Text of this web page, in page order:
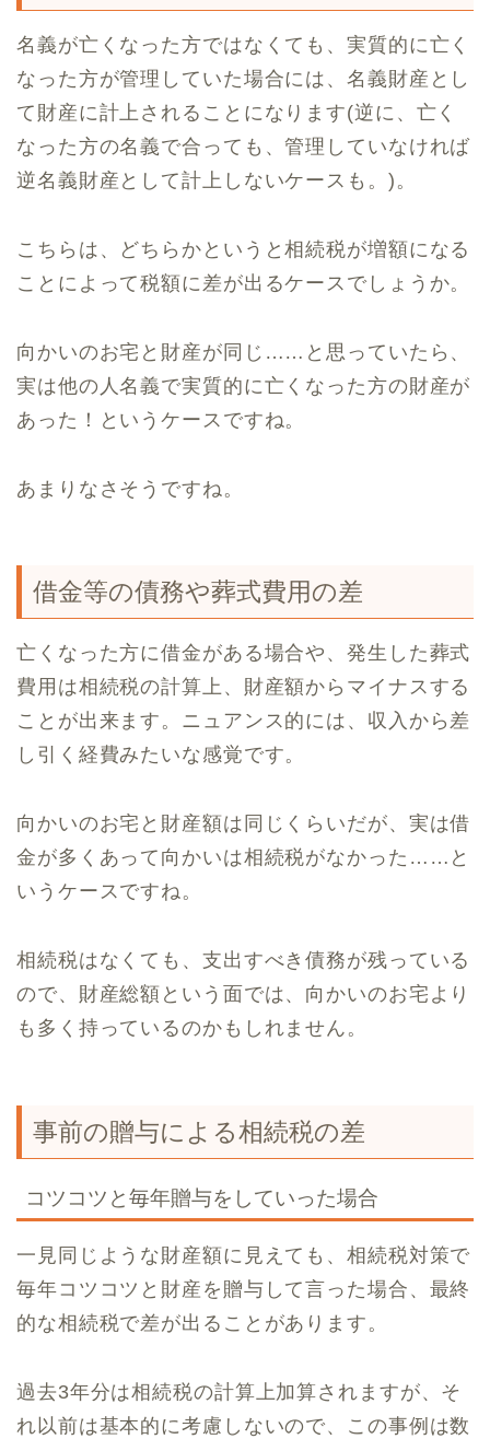
名義が亡くなった方ではなくても、実質的に亡く
なった方が管理していた場合には、名義財産とし
て財産に計上されることになります(逆に、亡く
なった方の名義で合っても、管理していなければ
逆名義財産として計上しないケースも。)。
こちらは、どちらかというと相続税が増額になる
ことによって税額に差が出るケースでしょうか。
向かいのお宅と財産が同じ……と思っていたら、
実は他の人名義で実質的に亡くなった方の財産が
あった！というケースですね。
あまりなさそうですね。
借金等の債務や葬式費用の差
亡くなった方に借金がある場合や、発生した葬式
費用は相続税の計算上、財産額からマイナスする
ことが出来ます。ニュアンス的には、収入から差
し引く経費みたいな感覚です。
向かいのお宅と財産額は同じくらいだが、実は借
金が多くあって向かいは相続税がなかった……と
いうケースですね。
相続税はなくても、支出すべき債務が残っている
ので、財産総額という面では、向かいのお宅より
も多く持っているのかもしれません。
事前の贈与による相続税の差
コツコツと毎年贈与をしていった場合
一見同じような財産額に見えても、相続税対策で
毎年コツコツと財産を贈与して言った場合、最終
的な相続税で差が出ることがあります。
過去3年分は相続税の計算上加算されますが、そ
れ以前は基本的に考慮しないので、この事例は数